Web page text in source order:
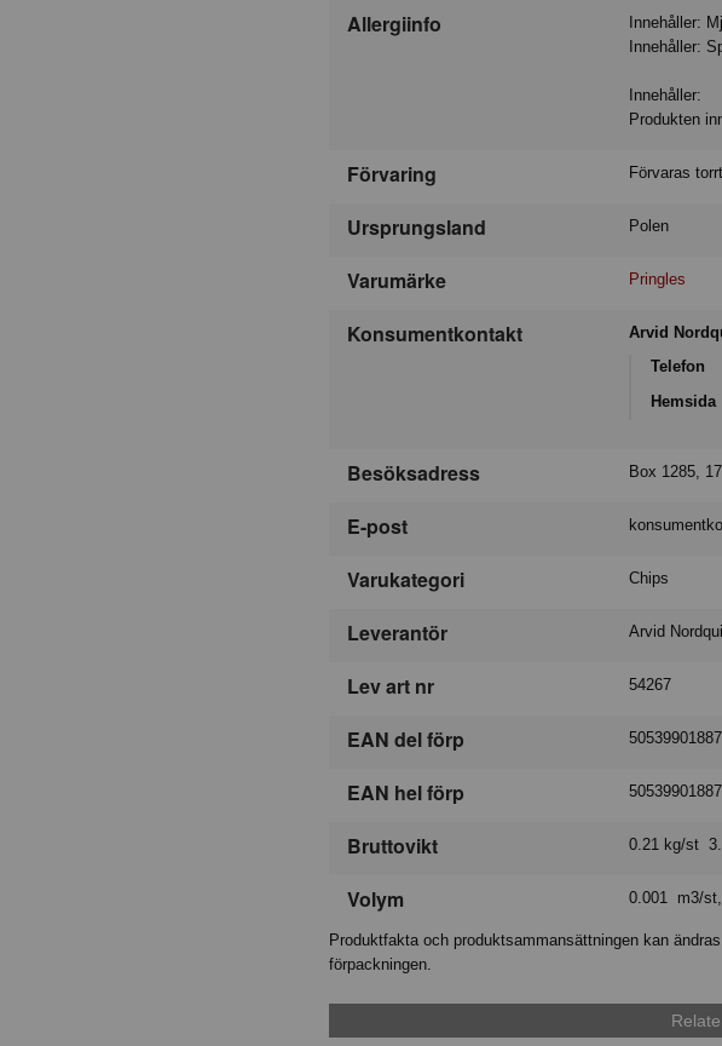
Allergiinfo
Innehåller:
Innehåller:
Innehåller:
Produkten
Förvaring Förvaras
Ursprungsland Polen
Varumärke Pringles
Konsumentkontakt
Arvid
Telefon
Hemsida
Besöksadress Box 1285,
E-post
Varukategori Chips
Leverantör Arvid
Lev art nr 54267
EAN del förp
EAN hel förp
Bruttovikt 0.21 kg/st
Volym 0.001 m3/
Produktfakta och produktsammansättningen kan
förpackningen.